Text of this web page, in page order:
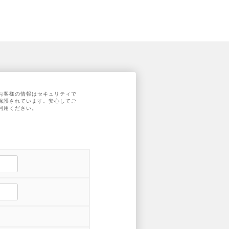
客様の情報はセキュリティで
護されています。安心してご
用ください。